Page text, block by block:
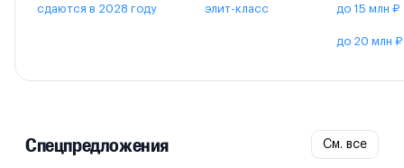
сдаются в 2028 году элит-класс до 15 млн ₽
до 20 млн ₽
Спецпредложения См. все